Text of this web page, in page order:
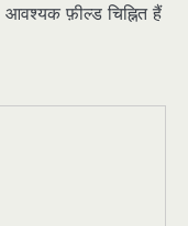
आवश्यक फ़ील्ड चिह्नित हैं